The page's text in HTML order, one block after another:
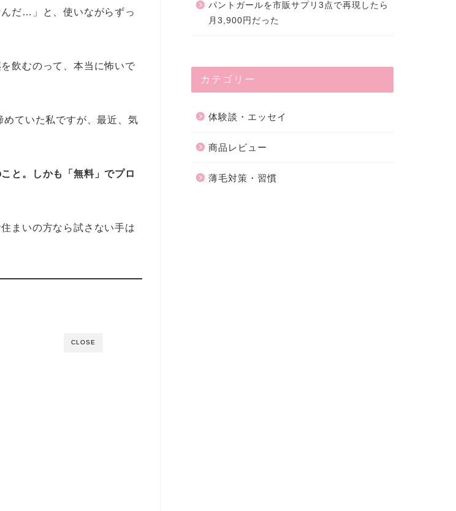
だ…」と、使いながらずっ
飲むのって、本当に怖いで
めていた私ですが、最近、気
と。しかも「無料」でプロ
まいの方なら試さない手は
CLOSE
パントガールを市販サプリ3点で再現したら
月3,900円だった
カテゴリー
体験談・エッセイ
商品レビュー
薄毛対策・習慣